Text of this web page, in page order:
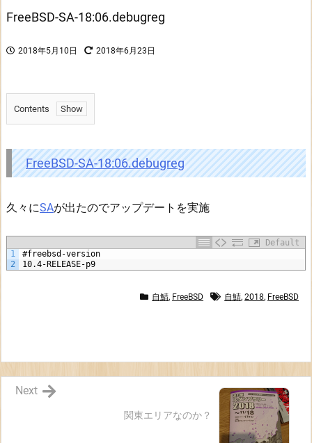
FreeBSD-SA-18:06.debugreg
2018年5月10日 2018年6月23日
Contents
1.
r
e
B
D
-
6.
FreeBSD-SA-18:06.debugreg
久々にSAが出たのでアップデートを実施
Default
1
2
#freebsd-version
10.4-RELEASE-p9
自鯖, FreeBSD 自鯖, 2018, FreeBSD
関東エリアなのか？
Next